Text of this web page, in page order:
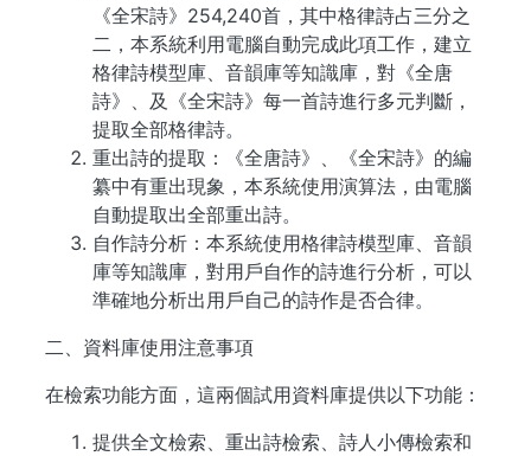
《全宋詩》254,240首，其中格律詩占三分之
二，本系統利用電腦自動完成此項工作，建立
格律詩模型庫、音韻庫等知識庫，對《全唐
詩》、及《全宋詩》每一首詩進行多元判斷，
提取全部格律詩。
重出詩的提取：《全唐詩》、《全宋詩》的編
纂中有重出現象，本系統使用演算法，由電腦
自動提取出全部重出詩。
自作詩分析：本系統使用格律詩模型庫、音韻
庫等知識庫，對用戶自作的詩進行分析，可以
準確地分析出用戶自己的詩作是否合律。
二、資料庫使用注意事項
在檢索功能方面，這兩個試用資料庫提供以下功能：
提供全文檢索、重出詩檢索、詩人小傳檢索和